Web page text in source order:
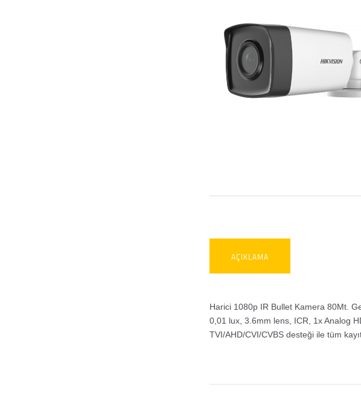
AÇIKLAMA
Harici 1080p IR Bullet Kamera 80Mt.
0,01 lux, 3.6mm lens, ICR, 1x Analog
TVI/AHD/CVI/CVBS desteği ile tüm